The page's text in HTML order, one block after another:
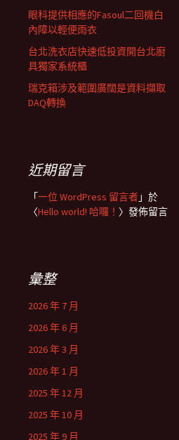
眼科提供相應的Fasoul二回機白
內障以輕便雨衣
台北洗衣店快速低投資開台北廚
具獨家系統櫃
瑞克箱涉及範圍廣闊是資料擷取
DAQ轉換
近期留言
「一位 WordPress 留言者」於
〈Hello world! 哈囉！ 〉發佈留言
彙整
2026 年 7 月
2026 年 6 月
2026 年 3 月
2026 年 1 月
2025 年 12 月
2025 年 10 月
2025 年 9 月